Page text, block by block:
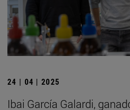
24 | 04 | 2025
Ibai García Galardi,